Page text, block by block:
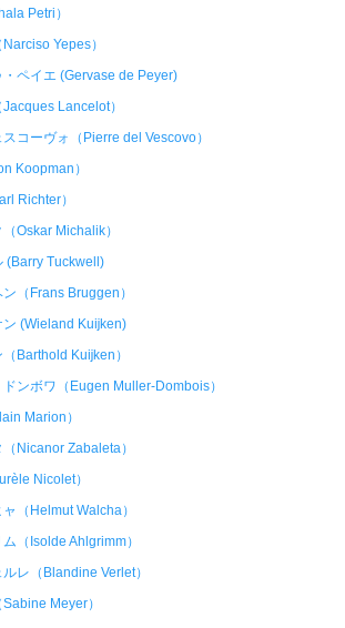
Petri）
Yepes）
ペイエ (Gervase de Peyer)
Lancelot）
コーヴォ（Pierre del Vescovo）
Koopman）
Richter）
Oskar Michalik）
(Barry Tuckwell)
（Frans Bruggen）
(Wieland Kuĳken)
Barthold Kuĳken）
ンボワ（Eugen Muller-Dombois）
Marion）
Nicanor Zabaleta）
Nicolet）
（Helmut Walcha）
（Isolde Ahlgrimm）
レ（Blandine Verlet）
Meyer）